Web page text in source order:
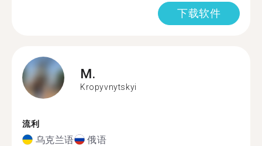
下载软件
M.
Kropyvnytskyi
流利
乌克兰语 俄语